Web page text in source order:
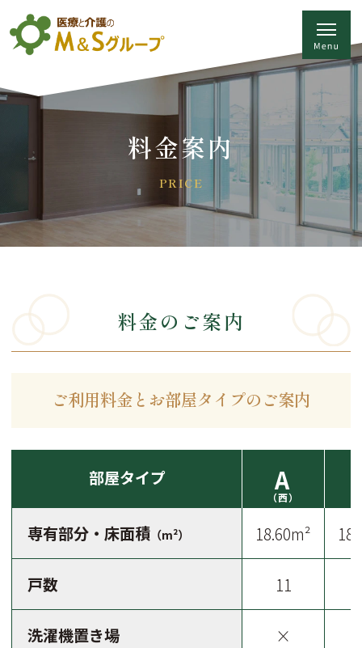
料金案内
PRICE
料金のご案内
ご利用料金とお部屋タイプのご案内
部屋タイプ A
（西）
専有部分・床面積 （m²） 18.60m²
戸数 11
洗濯機置き場 ×